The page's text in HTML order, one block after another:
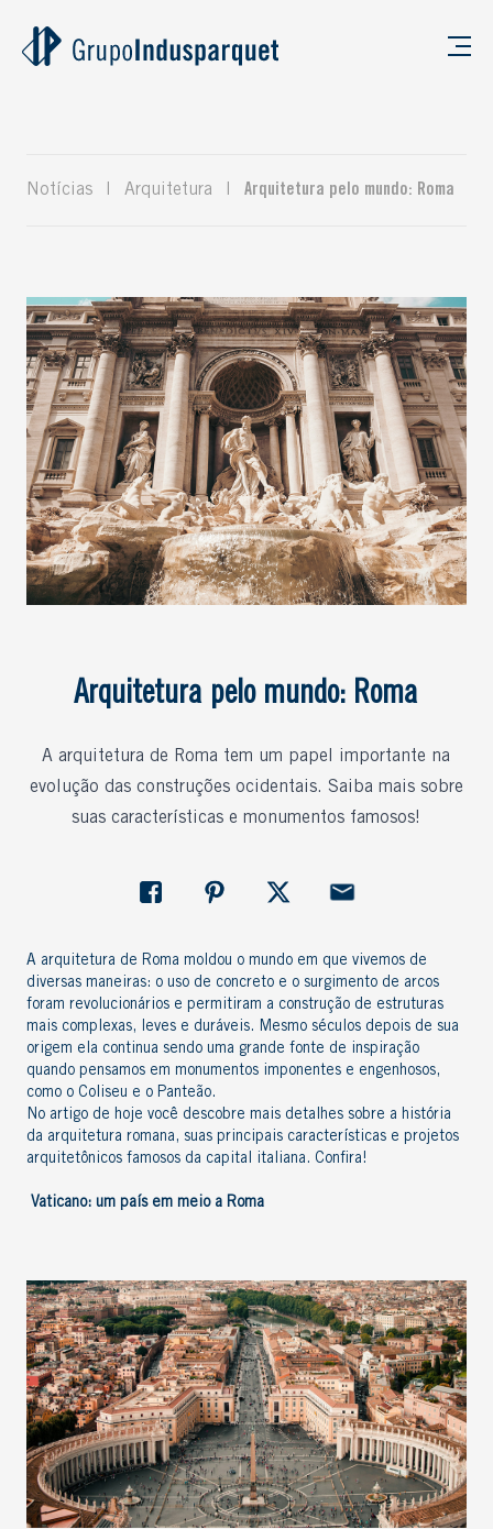
Notícias Arquitetura Arquitetura pelo mundo: Roma
Arquitetura pelo mundo: Roma
A arquitetura de Roma tem um papel importante na
evolução das construções ocidentais. Saiba mais sobre
suas características e monumentos famosos!
A arquitetura de Roma moldou o mundo em que vivemos de
diversas maneiras: o uso de concreto e o surgimento de arcos
foram revolucionários e permitiram a construção de estruturas
mais complexas, leves e duráveis. Mesmo séculos depois de sua
origem ela continua sendo uma grande fonte de inspiração
quando pensamos em monumentos imponentes e engenhosos,
como o Coliseu e o Panteão.
No artigo de hoje você descobre mais detalhes sobre a história
da arquitetura romana , suas principais características e projetos
arquitetônicos famosos da capital italiana. Confira!
Vaticano: um país em meio a Roma